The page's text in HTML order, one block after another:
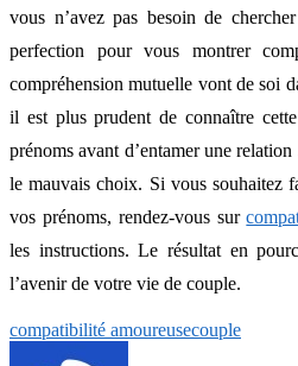
vous n’avez pas besoin de
perfection pour vous montrer
compréhension mutuelle vont de soi
il est plus prudent de connaître
prénoms avant d’entamer une
le mauvais choix. Si vous souhaitez
vos prénoms, rendez-vous sur
les instructions. Le résultat en
l’avenir de votre vie de couple.
compatibilité amoureusecouple